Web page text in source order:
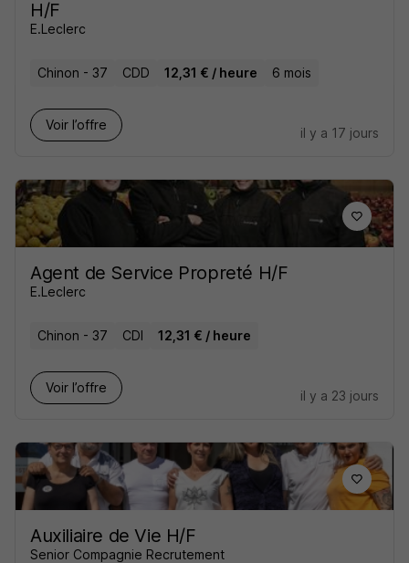
H/F
E.Leclerc
Chinon - 37 CDD 12,31 € / heure 6 mois
Voir l’offre
il y a 17 jours
Agent de Service Propreté H/F
E.Leclerc
Chinon - 37 CDI 12,31 € / heure
Voir l’offre
il y a 23 jours
Auxiliaire de Vie H/F
Senior Compagnie Recrutement